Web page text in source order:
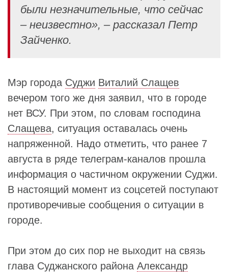
были незначительные, что сейчас
– неизвестно», – рассказал Петр
Зайченко.
Мэр города Суджи Виталий Слащев
вечером того же дня заявил, что в городе
нет ВСУ. При этом, по словам господина
Слащева, ситуация оставалась очень
напряженной. Надо отметить, что ранее 7
августа в ряде телеграм-каналов прошла
информация о частичном окружении Суджи.
В настоящий момент из соцсетей поступают
противоречивые сообщения о ситуации в
городе.
При этом до сих пор не выходит на связь
глава Суджанского района Александр